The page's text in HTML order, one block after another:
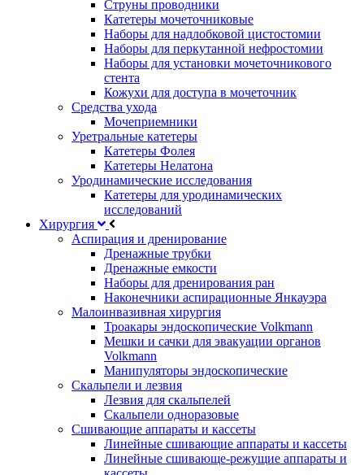
Струны проводники
Катетеры мочеточниковые
Наборы для надлобковой цистостомии
Наборы для перкутанной нефростомии
Наборы для установки мочеточникового
стента
Кожухи для доступа в мочеточник
Средства ухода
Мочеприемники
Уретральные катетеры
Катетеры Фолея
Катетеры Нелатона
Уродинамические исследования
Катетеры для уродинамических
исследований
Хирургия
Аспирация и дренирование
Дренажные трубки
Дренажные емкости
Наборы для дренирования ран
Наконечники аспирационные Янкауэра
Малоинвазивная хирургия
Троакары эндоскопические Volkmann
Мешки и сачки для эвакуации органов
Volkmann
Манипуляторы эндоскопические
Скальпели и лезвия
Лезвия для скальпелей
Скальпели одноразовые
Сшивающие аппараты и кассеты
Линейные сшивающие аппараты и кассеты
Линейные сшивающе-режущие аппараты и